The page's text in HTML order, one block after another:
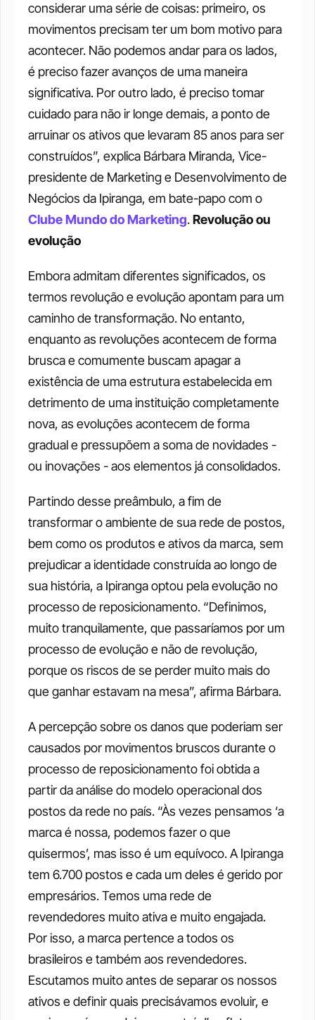
considerar uma série de coisas: primeiro, os
movimentos precisam ter um bom motivo para
acontecer. Não podemos andar para os lados,
é preciso fazer avanços de uma maneira
significativa. Por outro lado, é preciso tomar
cuidado para não ir longe demais, a ponto de
arruinar os ativos que levaram 85 anos para ser
construídos”, explica Bárbara Miranda, Vice-
presidente de Marketing e Desenvolvimento de
Clube Mundo do Marketing. Revolução ou
evolução
Embora admitam diferentes significados, os
termos revolução e evolução apontam para um
caminho de transformação. No entanto,
enquanto as revoluções acontecem de forma
brusca e comumente buscam apagar a
existência de uma estrutura estabelecida em
detrimento de uma instituição completamente
nova, as evoluções acontecem de forma
gradual e pressupõem a soma de novidades -
ou inovações - aos elementos já consolidados.
Partindo desse preâmbulo, a fim de
transformar o ambiente de sua rede de postos,
bem como os produtos e ativos da marca, sem
prejudicar a identidade construída ao longo de
sua história, a Ipiranga optou pela evolução no
processo de reposicionamento. “Definimos,
muito tranquilamente, que passaríamos por um
processo de evolução e não de revolução,
porque os riscos de se perder muito mais do
que ganhar estavam na mesa”, afirma Bárbara.
A percepção sobre os danos que poderiam ser
causados por movimentos bruscos durante o
processo de reposicionamento foi obtida a
partir da análise do modelo operacional dos
postos da rede no país. “Às vezes pensamos ‘a
marca é nossa, podemos fazer o que
quisermos’, mas isso é um equívoco. A Ipiranga
tem 6.700 postos e cada um deles é gerido por
empresários. Temos uma rede de
revendedores muito ativa e muito engajada.
Por isso, a marca pertence a todos os
brasileiros e também aos revendedores.
Escutamos muito antes de separar os nossos
ativos e definir quais precisávamos evoluir, e